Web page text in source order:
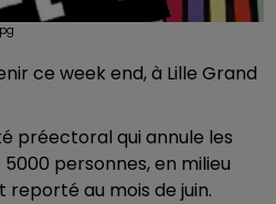
ce week end, à Lille Grand
préectoral qui annule les
personnes, en milieu
au mois de juin.